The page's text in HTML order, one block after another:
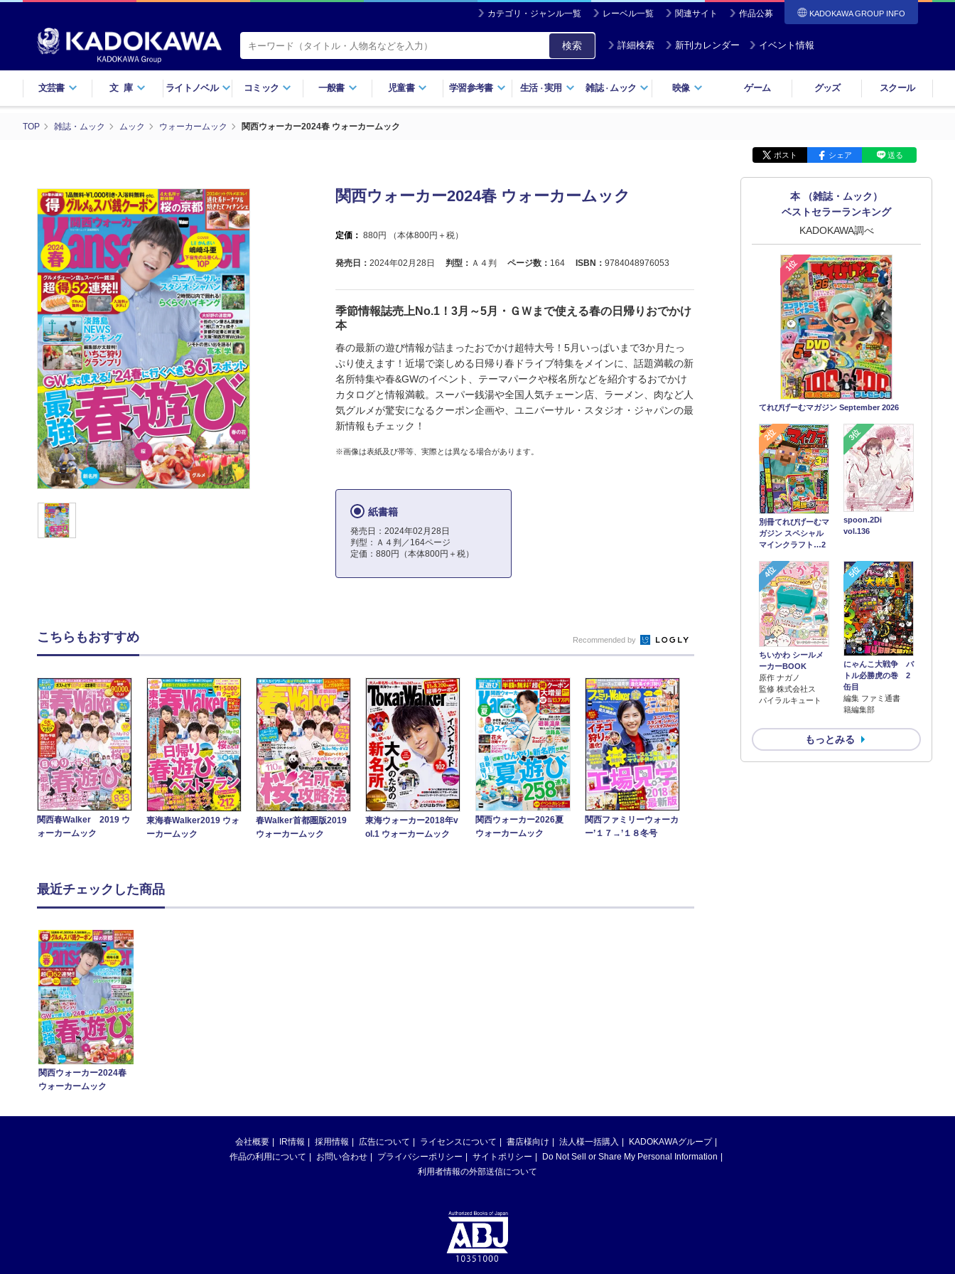
カテゴリ・ジャンル一覧 レーベル一覧 関連サイト 作品公募 KADOKAWA GROUP INFO
検索 詳細検索 新刊カレンダー イベント情報
文芸書 文庫 ライトノベル コミック 一般書 児童書 学習参考書 生活・実用 雑誌・ ムック 映像 ゲーム グッズ スクール
TOP 雑誌・ムック ムック ウォーカームック 関西ウォーカー2024春 ウォーカームック
ポスト シェア 送る
関西ウォーカー2024春 ウォーカームック
定価： 880円 （本体800円＋税）
発売日： 2024年02月28日 判型： Ａ４判 ページ数： 164 ISBN： 9784048976053
季節情報誌売上No.1！3月～5月・ＧＷまで使える春の日帰りおでかけ
本
春の最新の遊び情報が詰まったおでかけ超特大号！5月いっぱいまで3か月たっ
ぷり使えます！近場で楽しめる日帰り春ドライブ特集をメインに、話題満載の新
名所特集や春&GWのイベント、テーマパークや桜名所などを紹介するおでかけ
カタログと情報満載。スーパー銭湯や全国人気チェーン店、ラーメン、肉など人
気グルメが驚安になるクーポン企画や、ユニバーサル・スタジオ・ジャパンの最
新情報もチェック！
※画像は表紙及び帯等、実際とは異なる場合があります。
紙書籍
発売日：2024年02月28日
判型：Ａ４判／164ページ
定価：880円（本体800円＋税）
本 （雑誌・ムック）
ベストセラーランキング
KADOKAWA調べ
1位
てれびげーむマガジン September 2026
2位
別冊てれびげーむマ
ガジン スペシャル
マインクラフト…2
3位
spoon.2Di
vol.136
4位
ちいかわ シールメ
ーカーBOOK
原作 ナガノ
監修 株式会社ス
パイラルキュート
5位
にゃんこ大戦争 バ
トル必勝虎の巻 2
缶目
編集 ファミ通書
籍編集部
もっとみる
こちらもおすすめ Recommended by
関西春Walker 2019 ウ
ォーカームック
東海春Walker2019 ウォ
ーカームック
春Walker首都圏版2019
ウォーカームック
東海ウォーカー2018年v
ol.1 ウォーカームック
関西ウォーカー2026夏
ウォーカームック
関西ファミリーウォーカ
ー’１７→’１８冬号
最近チェックした商品
関西ウォーカー2024春
ウォーカームック
会社概要 IR情報 採用情報 広告について ライセンスについて 書店様向け 法人様一括購入
KADOKAWAグループ
作品の利用について
お問い合わせ プライバシーポリシー サイトポリシー
Do Not Sell or Share My Personal Information
利用者情報の外部送信について